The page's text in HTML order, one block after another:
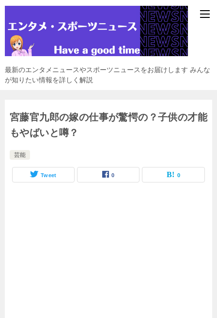
最新のエンタメニュースやスポーツニュースをお届けします みんな
が知りたい情報を詳しく解説
宮藤官九郎の嫁の仕事が驚愕の？子供の才能
もやばいと噂？
芸能
Tweet 0 0